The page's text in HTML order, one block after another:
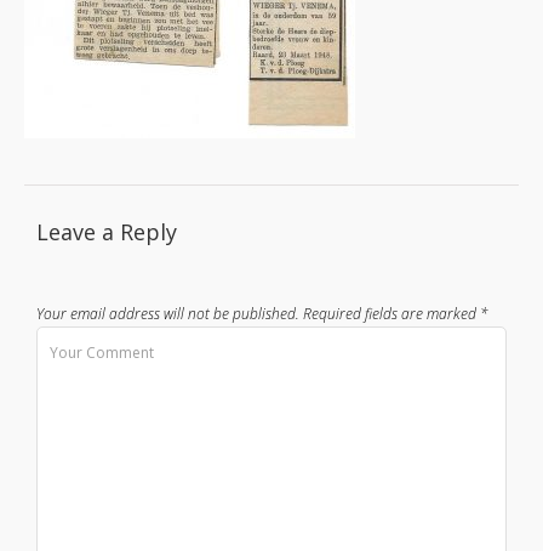
Leave a Reply
Your email address will not be published. Required fields are marked *